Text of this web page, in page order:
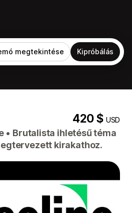
megtekintése Kipróbálás
420 $USD
• Brutalista ihletésű téma
kirakathoz.